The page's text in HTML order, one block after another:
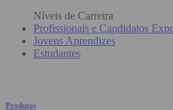
Níveis de Carreira
Profissionais e Candidatos
Jovens Aprendizes
Estudantes
Produtos